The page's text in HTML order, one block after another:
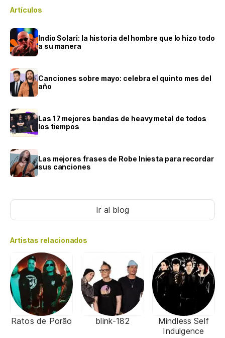
Artículos
Indio Solari: la historia del hombre que lo hizo todo
a su manera
Canciones sobre mayo: celebra el quinto mes del
año
Las 17 mejores bandas de heavy metal de todos
los tiempos
Las mejores frases de Robe Iniesta para recordar
sus canciones
Ir al blog
Artistas relacionados
Ratos de Porão blink-182
Mindless Self
Indulgence